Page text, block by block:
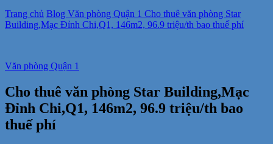
Trang chủ Blog Văn phòng Quận 1 Cho thuê văn phòng Star
Building,Mạc Đỉnh Chi,Q1, 146m2, 96.9 triệu/th bao thuế phí
Văn phòng Quận 1
Cho thuê văn phòng Star Building,Mạc
Đỉnh Chi,Q1, 146m2, 96.9 triệu/th bao
thuế phí